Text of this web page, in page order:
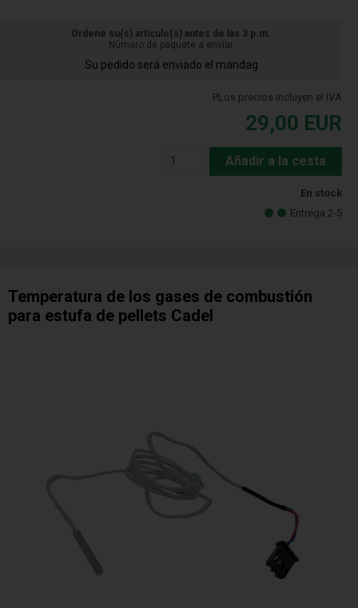
Ordene su(s) artículo(s) antes de las 3 p.m.
Número de paquete a enviar
Su pedido será enviado el mandag
PLos precios incluyen el IVA
29,00 EUR
Añadir a la cesta
En stock
Entrega 2-5
Temperatura de los gases de combustión
para estufa de pellets Cadel